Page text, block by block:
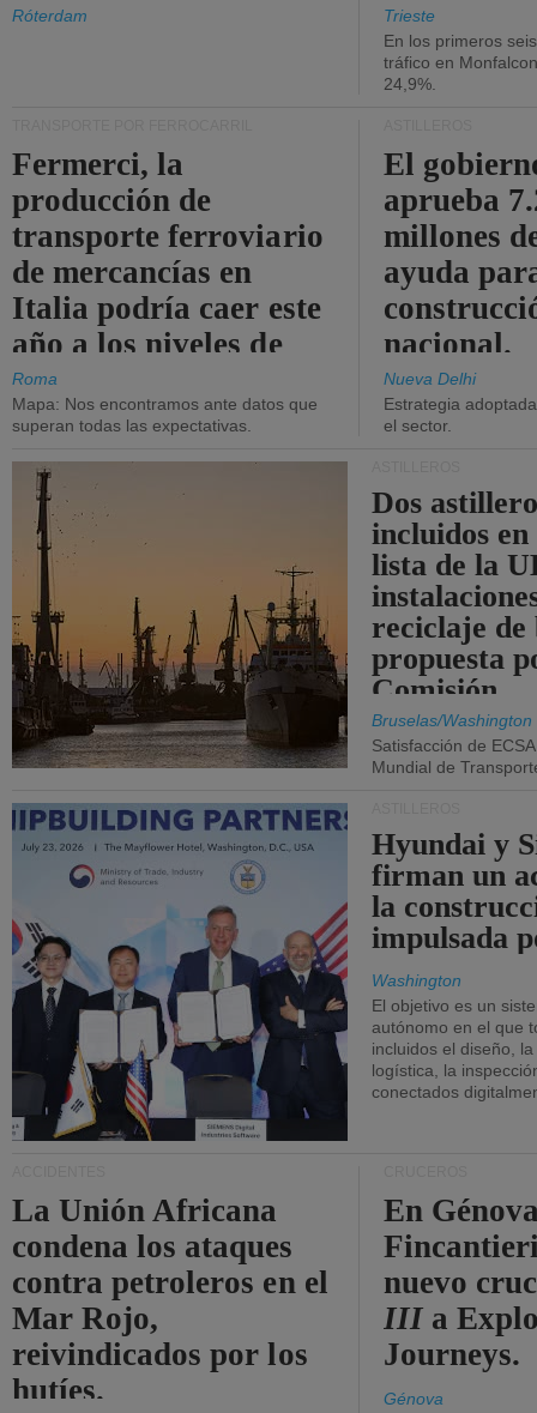
Róterdam
Trieste
En los primeros
tráfico en
24,9%.
Fermerci, la
producción de
transporte ferroviario
de mercancías en
Italia podría caer este
año a los niveles de
2015.
Roma
Mapa: Nos encontramos ante datos que
superan todas las expectativas.
El
aprueba
millones
ayuda
nacional.
Nueva Delhi
Estrategia
el sector.
Dos
incluidos
lista de la
reciclaje de
propuesta
Comisión.
Bruselas/Washington
Satisfacción de
Mundial de
Hyundai y
firman un
la
impulsada
Washington
El objetivo es un
autónomo en el que
incluidos el diseño,
logística, la
conectados
La Unión Africana
condena los ataques
contra petroleros en el
Mar Rojo,
reivindicados por los
hutíes.
En
nuevo
III a
Journeys.
Génova